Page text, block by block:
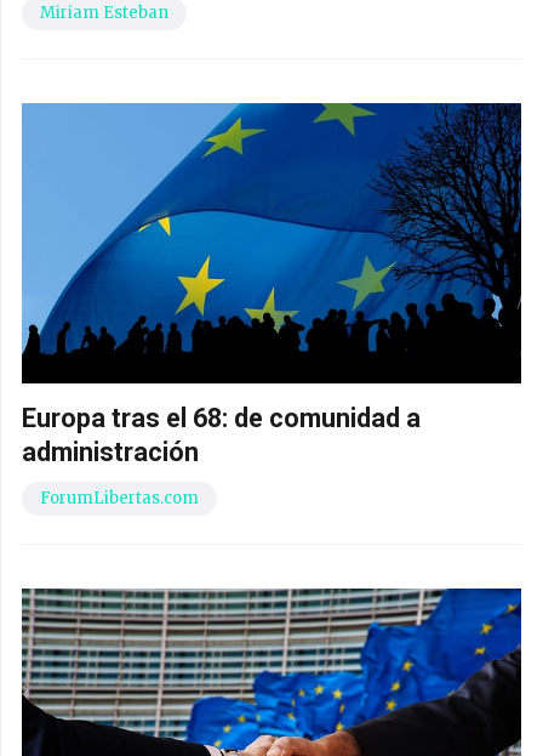
Miriam Esteban
Europa tras el 68: de comunidad a
administración
ForumLibertas.com